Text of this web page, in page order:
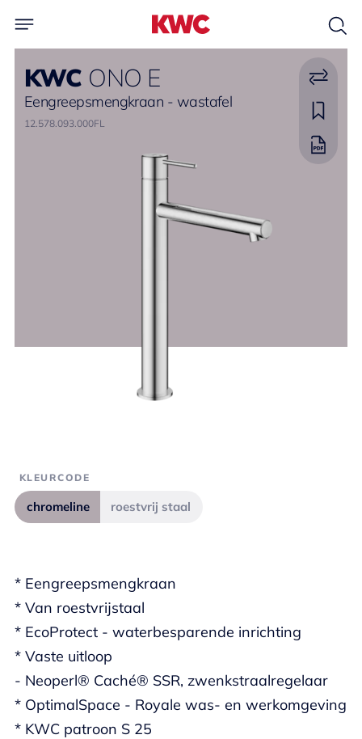
KWC ONO E
Eengreepsmengkraan - wastafel
12.578.093.000FL
* Eengreepsmengkraan
* Van roestvrijstaal
* EcoProtect - waterbesparende inrichting
* Vaste uitloop
- Neoperl® Caché® SSR, zwenkstraalregelaar
* OptimalSpace - Royale was- en werkomgeving
* KWC patroon S 25
KLEURCODE
chromeline roestvrij staal